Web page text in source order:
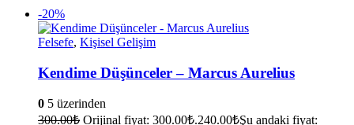
-20%
Felsefe, Kişisel Gelişim
Kendime Düşünceler – Marcus Aurelius
0 5 üzerinden
300.00₺ Orijinal fiyat: 300.00₺.240.00₺Şu andaki fiyat: